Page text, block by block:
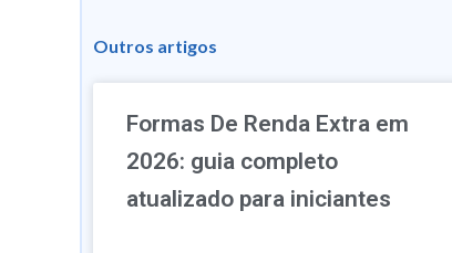
Outros artigos
Formas De Renda Extra em
2026: guia completo
atualizado para iniciantes